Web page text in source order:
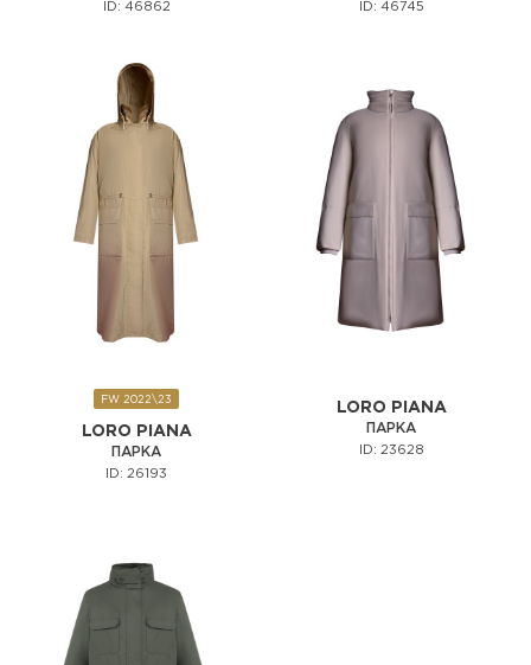
ID: 46862 ID: 46745
FW 2022\23
LORO PIANA
ПАРКА
ID: 26193
LORO PIANA
ПАРКА
ID: 23628